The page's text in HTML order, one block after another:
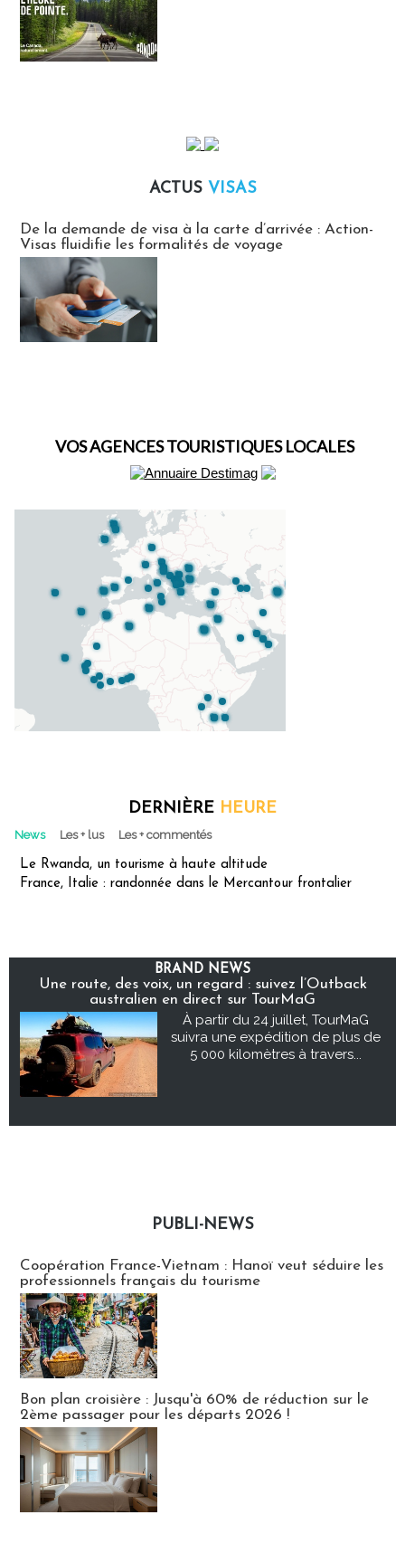
ACTUS VISAS
De la demande de visa à la carte d’arrivée : Action-
Visas fluidifie les formalités de voyage
VOS AGENCES TOURISTIQUES LOCALES
DERNIÈRE HEURE
News Les + lus Les + commentés
Le Rwanda, un tourisme à haute altitude
France, Italie : randonnée dans le Mercantour frontalier
BRAND NEWS
Une route, des voix, un regard : suivez l’Outback
australien en direct sur TourMaG
À partir du 24 juillet, TourMaG
suivra une expédition de plus de
5 000 kilomètres à travers...
PUBLI-NEWS
Coopération France-Vietnam : Hanoï veut séduire les
professionnels français du tourisme
Bon plan croisière : Jusqu'à 60% de réduction sur le
2ème passager pour les départs 2026 !